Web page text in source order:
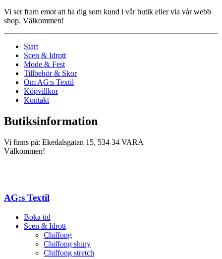
Vi ser fram emot att ha dig som kund i vår butik eller via vår webb
shop. Välkommen!
Start
Scen & Idrott
Mode & Fest
Tillbehör & Skor
Om AG:s Textil
Köpvillkor
Kontakt
Butiksinformation
Vi finns på: Ekedalsgatan 15, 534 34 VARA
Välkommen!
AG:s Textil
Boka tid
Scen & Idrott
Chiffong
Chiffong shiny
Chiffong stretch